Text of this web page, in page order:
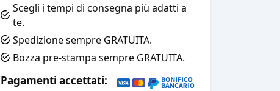
Scegli i tempi di consegna più adatti a
te.
Spedizione sempre GRATUITA.
Bozza pre-stampa sempre GRATUITA.
Pagamenti accettati: